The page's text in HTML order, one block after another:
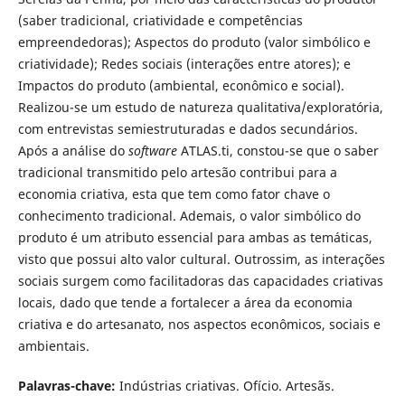
(saber tradicional, criatividade e competências
empreendedoras); Aspectos do produto (valor simbólico e
criatividade); Redes sociais (interações entre atores); e
Impactos do produto (ambiental, econômico e social).
Realizou-se um estudo de natureza qualitativa/exploratória,
com entrevistas semiestruturadas e dados secundários.
Após a análise do softwareATLAS.ti, constou-se que o saber
tradicional transmitido pelo artesão contribui para a
economia criativa, esta que tem como fator chave o
conhecimento tradicional. Ademais, o valor simbólico do
produto é um atributo essencial para ambas as temáticas,
visto que possui alto valor cultural. Outrossim, as interações
sociais surgem como facilitadoras das capacidades criativas
locais, dado que tende a fortalecer a área da economia
criativa e do artesanato, nos aspectos econômicos, sociais e
ambientais.
Palavras-chave: Indústrias criativas. Ofício. Artesãs.